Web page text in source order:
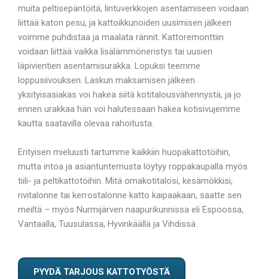
muita peltisepäntöitä, lintuverkkojen asentamiseen voidaan
liittää katon pesu, ja kattoikkunoiden uusimisen jälkeen
voimme puhdistaa ja maalata rännit. Kattoremonttiin
voidaan liittää vaikka lisälämmöneristys tai uusien
läpivientien asentamisurakka. Lopuksi teemme
loppusiivouksen. Laskun maksamisen jälkeen
yksityisasiakas voi hakea siitä kotitalousvähennystä, ja jo
ennen urakkaa hän voi halutessaan hakea kotisivujemme
kautta saatavilla olevaa rahoitusta.
Erityisen mieluusti tartumme kaikkiin huopakattotöihin,
mutta intoa ja asiantuntemusta löytyy roppakaupalla myös
tiili- ja peltikattotöihin. Mitä omakotitalosi, kesämökkisi,
rivitalonne tai kerrostalonne katto kaipaakaan, saatte sen
meiltä – myös Nurmijärven naapurikunnissa eli Espoossa,
Vantaalla, Tuusulassa, Hyvinkäällä ja Vihdissä.
PYYDÄ TARJOUS KATTOTYÖSTÄ